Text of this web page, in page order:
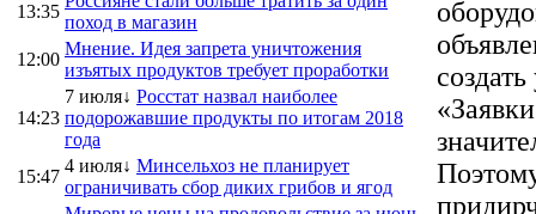
13:35
поход в магазин
12:00
Мнение. Идея запрета уничтожения
изъятых продуктов требует проработки
14:23
7 июля↓ Росстат назвал наиболее
подорожавшие продукты по итогам 2018
года
15:47
4 июля↓ Минсельхоз не планирует
ограничивать сбор диких грибов и ягод